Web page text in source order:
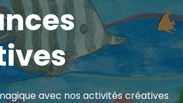
avec nos activités créatives